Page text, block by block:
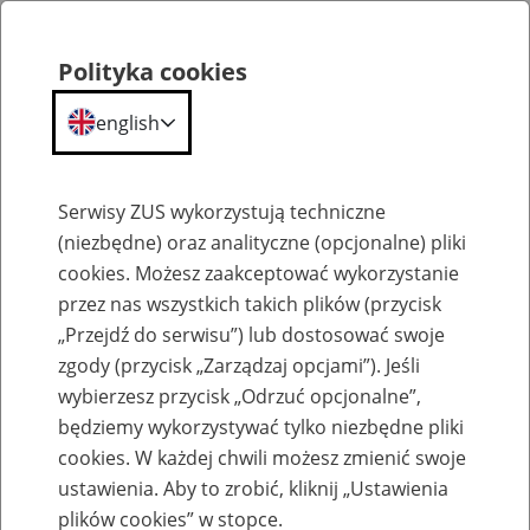
Komunikaty
Polityka cookies
english
Serwisy ZUS wykorzystują techniczne
(niezbędne) oraz analityczne (opcjonalne) pliki
cookies. Możesz zaakceptować wykorzystanie
przez nas wszystkich takich plików (przycisk
„Przejdź do serwisu”) lub dostosować swoje
zgody (przycisk „Zarządzaj opcjami”). Jeśli
wybierzesz przycisk „Odrzuć opcjonalne”,
będziemy wykorzystywać tylko niezbędne pliki
cookies. W każdej chwili możesz zmienić swoje
ustawienia. Aby to zrobić, kliknij „Ustawienia
plików cookies” w stopce.